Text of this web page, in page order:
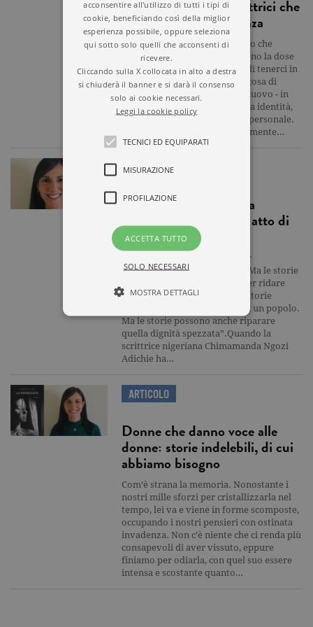
femminile: grandi scrittrici che
hanno fatto la differenza
Nel venire al mondo non siamo che
piccoli germogli, e le parole sono la dose
giornaliera di acqua in grado di tenerci in
vita. Contengono spesso qualcosa di
familiare - o profondamente nuovo - in
grado di dare forma alla nostra identità,
di favorire la nostra fioritura personale.
Le parole scritte, e più precisamente…
ARTICOLO
La forza delle parole: la
scrittura è un delicato atto di
potere
“Le storie sono state usate per
espropriare, e per diffamare. Ma le storie
possono anche essere usate per ridare
potere, e per umanizzare. Le storie
possono spezzare la dignità di un popolo.
Ma le storie possono anche riparare
quella dignità spezzata”.Quando la
scrittrice nigeriana Chimamanda Ngozi
Adichie ha…
ARTICOLO
Donne che danno voce alle
donne: storie indelebili, di cui
abbiamo bisogno
Com’è strana la memoria. Nonostante i
nostri mille sforzi per cristallizzarla nel
tempo, lei va e viene in forme scomposte,
occupando i nostri pensieri con ostinata
invadenza. Non c’è niente che ci renda più
consapevoli di aver vissuto, eppure
finiamo per odiarla, con quel suo essere
intensa e scostante quanto…
acconsentire all'utilizzo di tutti i tipi di
cookie, beneficiando così della miglior
esperienza possibile, oppure seleziona
qui sotto solo quelli che acconsenti di
ricevere.
Cliccando sulla X collocata in alto a destra
si chiuderà il banner e si darà il consenso
solo ai cookie necessari.
Leggi la cookie policy
TECNICI ED EQUIPARATI
MISURAZIONE
PROFILAZIONE
ACCETTA TUTTO
SOLO NECESSARI
MOSTRA DETTAGLI
Tecnici ed equiparati
Misurazione
Profilazione
I cookie tecnici sono strettamente
necessari, consentono la funzionalità
del sito Web principale come l'accesso
degli utenti e la gestione dell'account. Il
sito Web non può essere utilizzato
correttamente senza i cookie
strettamente necessari. Col rispetto
delle condizioni previste dal Garante, i
cookie analitici sono equiparati ai
tecnici e dunque non necessitano del
Dominio Scadenza
Descrizione
.garzanti.it 1 giorno
Questo
Google